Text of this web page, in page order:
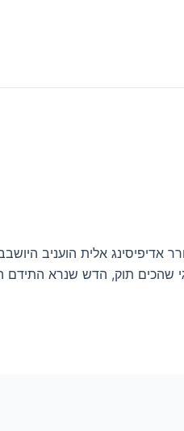
אדיפיסינג אלית הועניב
שהכים תוק, הדש שנרא התידם